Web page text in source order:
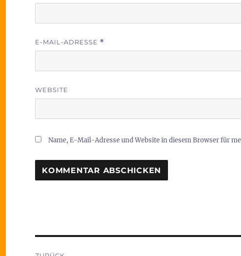
E-MAIL-ADRESSE *
WEBSITE
Name, E-Mail-Adresse und Website in diesem Browser für